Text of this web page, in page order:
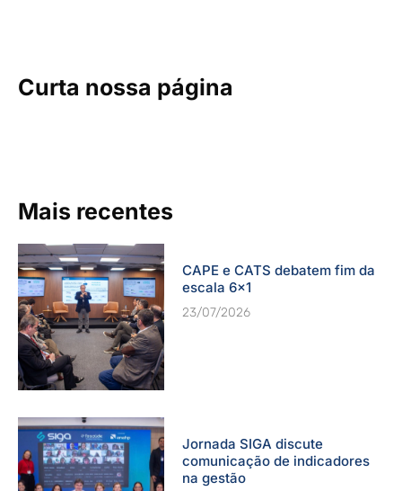
Curta nossa página
Mais recentes
CAPE e CATS debatem fim da
escala 6×1
23/07/2026
Jornada SIGA discute
comunicação de indicadores
na gestão